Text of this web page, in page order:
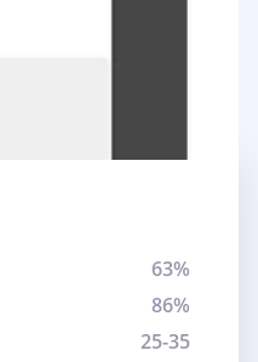
63%
86%
25-35